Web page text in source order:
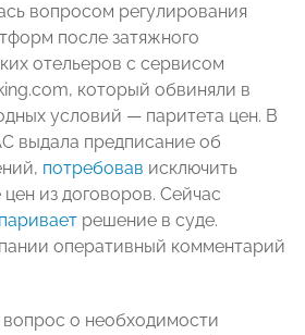
вопросом регулирования
после затяжного
отельеров с сервисом
который обвиняли в
условий — паритета цен. В
выдала предписание об
потребовав исключить
из договоров. Сейчас
решение в суде.
оперативный комментарий
о необходимости